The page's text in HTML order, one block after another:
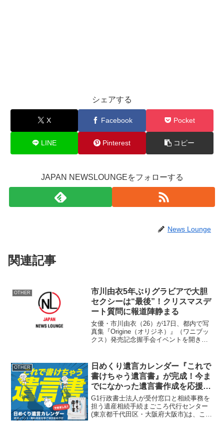
シェアする
X Facebook Pocket
LINE Pinterest コピー
JAPAN NEWSLOUNGEをフォローする
News Lounge
関連記事
OTHER
市川由衣5年ぶりグラビアで大胆
セクシーは“最後”！クリスマスデ
ート質問に報道陣静まる
女優・市川由衣（26）が17日、都内で写
真集『Origine（オリジネ）』（ワニブッ
クス）発売記念握手会イベントを開きフ
が、5年ぶりに原点のグラビアに立ち返り
ビキニ姿...
OTHER
日めくり遺言カレンダー『これで
書けちゃう遺言書』が完成！今ま
でになかった遺言書作成を応援す
るノベルティ
G1行政書士法人が受付窓口と相続事務を
担う遺産相続手続まごころ代行センター
(東京都千代田区・大阪府大阪市)は、この